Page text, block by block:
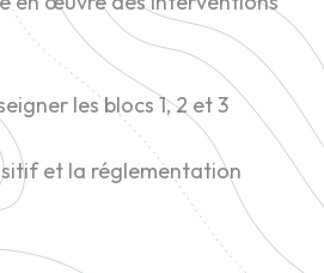
les blocs 1, 2 et 3
et la réglementation